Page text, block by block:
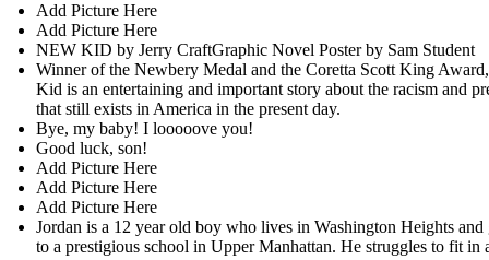
Add Picture Here
Add Picture Here
NEW KID by Jerry CraftGraphic Novel Poster by Sam Student
Winner of the Newbery Medal and the Coretta Scott King
Kid is an entertaining and important story about the racism and
that still exists in America in the present day.
Bye, my baby! I looooove you!
Good luck, son!
Add Picture Here
Add Picture Here
Add Picture Here
Jordan is a 12 year old boy who lives in Washington Heights and
to a prestigious school in Upper Manhattan. He struggles to fit in